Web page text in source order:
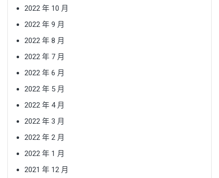
2022 年 10 月
2022 年 9 月
2022 年 8 月
2022 年 7 月
2022 年 6 月
2022 年 5 月
2022 年 4 月
2022 年 3 月
2022 年 2 月
2022 年 1 月
2021 年 12 月